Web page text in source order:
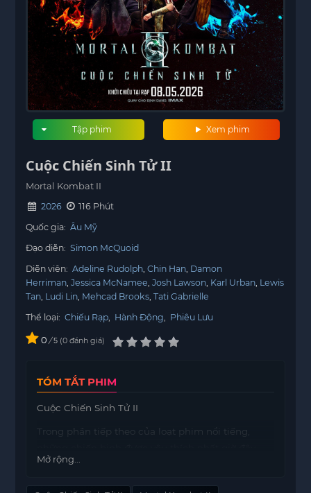
Xem phim
Tập phim
Cuộc Chiến Sinh Tử II
Mortal Kombat II
2026
116 Phút
Quốc gia: Âu Mỹ
Đạo diễn: Simon McQuoid
Diễn viên: Adeline Rudolph Chin Han Damon
Herriman Jessica McNamee Josh Lawson Karl Urban Lewis
Tan Ludi Lin Mehcad Brooks Tati Gabrielle
Thể loại: Chiếu Rạp Hành Động Phiêu Lưu
0 / 5 0 đánh giá
TÓM TẮT PHIM
Cuộc Chiến Sinh Tử II
Trong phần tiếp theo của loạt phim nổi tiếng,
phải đối mặt với thử thách khốc liệt hơn bao giờ
Mở rộng...